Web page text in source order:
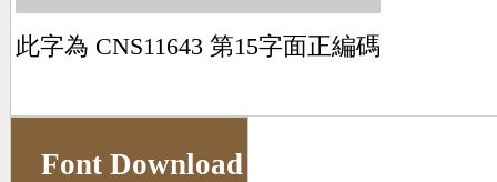
此字為 CNS11643 第15字面正編碼
Font Download